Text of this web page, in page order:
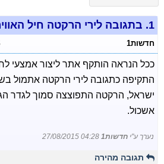
1. בתגובה לירי הרקטה חיל
חדשות1
ככל הנראה הותקף אתר ליצור אמצעי
התקיפה כתגובה לירי הרקטה אתמול
ישראל, הרקטה התפוצצה סמוך לגדר
אשכול.
נערך ע"י חדשות1 27/08/2015 04:28
תגובה מהירה